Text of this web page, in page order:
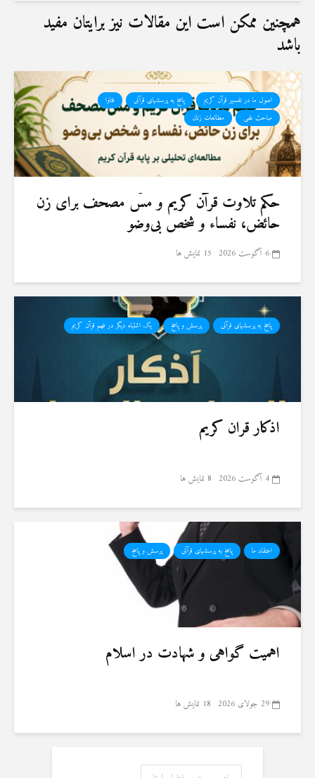
همچنین ممکن است این مقالات نیز برایتان مفید
باشد
اصول ما در تفسیر قرآن کریم پاسخ به پرسشهای قرآنی
فتاوا
مباحث علمی
مطالعات زنان
حكم تلاوت قرآن كريم و مسّ مصحف برای زن
حائض، نفساء و شخص بی‌وضو
6 آگوست 2026 15 نمایش ها
پاسخ به پرسشهای قرآنی پرسش و پاسخ یک اشتباه دیگر در فهم قرآن کریم
اذکار قران کریم
4 آگوست 2026 8 نمایش ها
اعتقاد ما پاسخ به پرسشهای قرآنی پرسش و پاسخ
اهمیت گواهی و شهادت در اسلام
29 جولای 2026 18 نمایش ها